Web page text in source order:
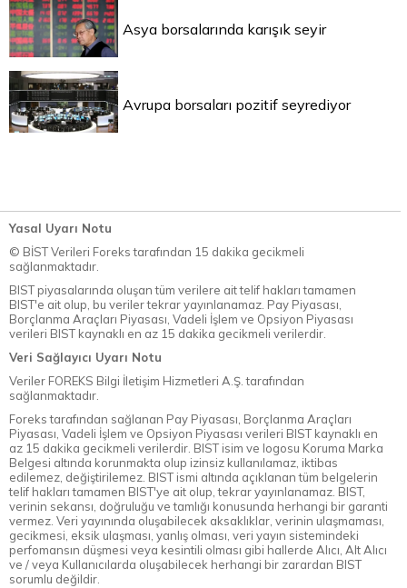
Asya borsalarında karışık seyir
Avrupa borsaları pozitif seyrediyor
Yasal Uyarı Notu
© BİST Verileri Foreks tarafından 15 dakika gecikmeli
sağlanmaktadır.
BIST piyasalarında oluşan tüm verilere ait telif hakları tamamen
BIST'e ait olup, bu veriler tekrar yayınlanamaz. Pay Piyasası,
Borçlanma Araçları Piyasası, Vadeli İşlem ve Opsiyon Piyasası
verileri BIST kaynaklı en az 15 dakika gecikmeli verilerdir.
Veri Sağlayıcı Uyarı Notu
Veriler FOREKS Bilgi İletişim Hizmetleri A.Ş. tarafından
sağlanmaktadır.
Foreks tarafından sağlanan Pay Piyasası, Borçlanma Araçları
Piyasası, Vadeli İşlem ve Opsiyon Piyasası verileri BIST kaynaklı en
az 15 dakika gecikmeli verilerdir. BIST isim ve logosu Koruma Marka
Belgesi altında korunmakta olup izinsiz kullanılamaz, iktibas
edilemez, değiştirilemez. BIST ismi altında açıklanan tüm belgelerin
telif hakları tamamen BIST'ye ait olup, tekrar yayınlanamaz. BIST,
verinin sekansı, doğruluğu ve tamlığı konusunda herhangi bir garanti
vermez. Veri yayınında oluşabilecek aksaklıklar, verinin ulaşmaması,
gecikmesi, eksik ulaşması, yanlış olması, veri yayın sistemindeki
perfomansın düşmesi veya kesintili olması gibi hallerde Alıcı, Alt Alıcı
ve / veya Kullanıcılarda oluşabilecek herhangi bir zarardan BIST
sorumlu değildir.